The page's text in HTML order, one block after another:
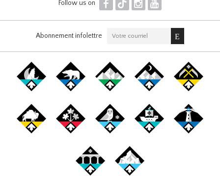
Follow us on F T I Y
Abonnement infolettre